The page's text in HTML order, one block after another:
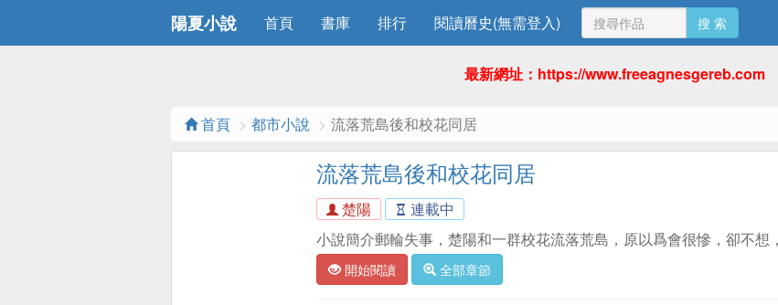
陽夏小說 首頁 書庫 排行 閱讀曆史(無需登入) 搜 索
最新網址：https://www.freeagnesgereb.com
首頁 都市小說 流落荒島後和校花同居
流落荒島後和校花同居
楚陽
連載中
小說簡介郵輪失事，楚陽和一群校花流落荒島，原以爲會很慘，卻不
開始閱讀 全部章節